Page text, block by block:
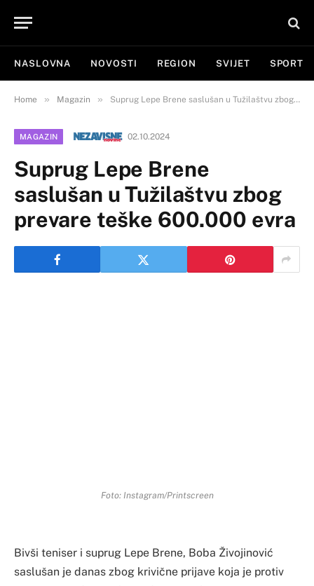
NASLOVNA NOVOSTI REGION SVIJET SPORT
Home » Magazin » Suprug Lepe Brene saslušan u Tužilaštvu zbog prevare teške 600.000 evra
MAGAZIN 02.10.2024
Suprug Lepe Brene
saslušan u Tužilaštvu zbog
prevare teške 600.000 evra
Foto: Instagram/Printscreen
Bivši teniser i suprug Lepe Brene, Boba Živojinović
saslušan je danas zbog krivične prijave koja je protiv